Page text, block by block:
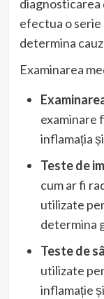
efectua o
determina
Examinarea
examinare
inflamația
Teste de
cum ar fi
utilizate
determina
Teste de
utilizate
inflamație